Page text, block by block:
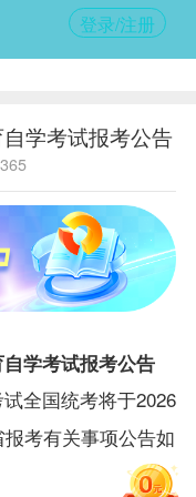
登录/注册
学考试报考公告
学考试报考公告
全国统考将于2026
考有关事项公告如